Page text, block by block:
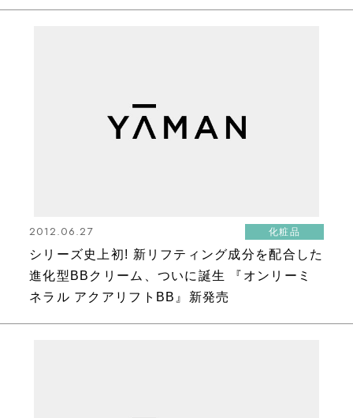
2012.06.27 化粧品
シリーズ史上初! 新リフティング成分を配合した
進化型BBクリーム、ついに誕生 『オンリーミ
ネラル アクアリフトBB』新発売